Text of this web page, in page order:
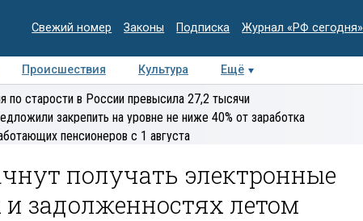
Свежий номер Законы Подписка Журнал «РФ сегодня»
Происшествия Культура Ещё
Интервью Колумнисты
экспертиза
по старости в России превысила 27,2 тысячи
закрепить на уровне не ниже 40% от заработка
пенсионеров с 1 августа
получать электронные
задолженностях летом